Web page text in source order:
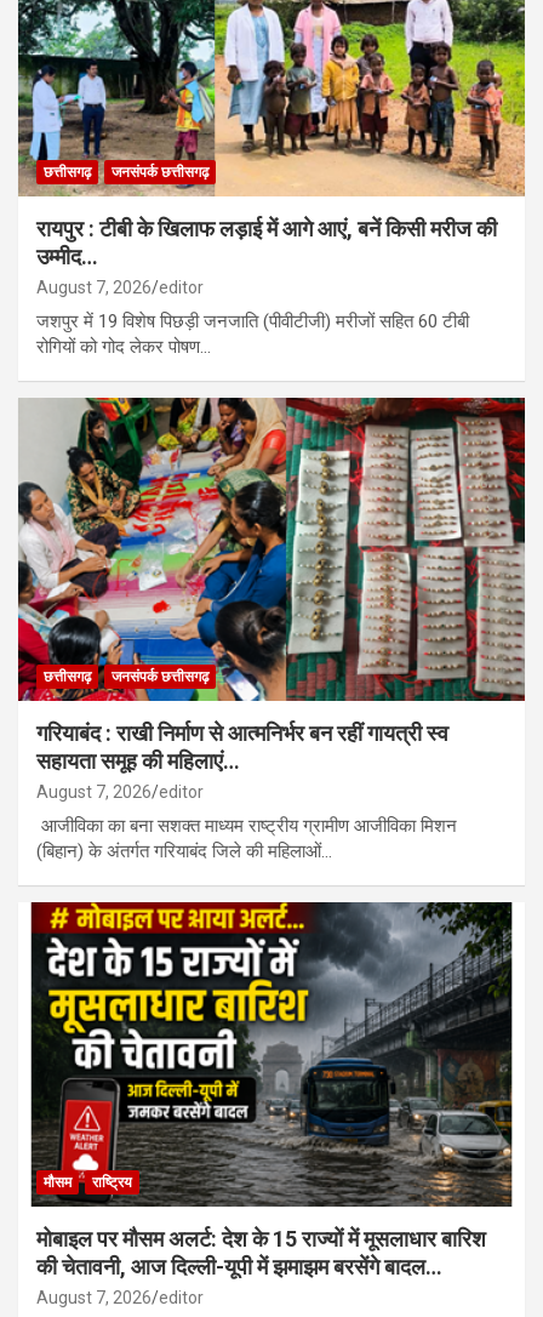
छत्तीसगढ़ जनसंपर्क छत्तीसगढ़
रायपुर : टीबी के खिलाफ लड़ाई में आगे आएं, बनें किसी मरीज की
उम्मीद…
August 7, 2026 editor
जशपुर में 19 विशेष पिछड़ी जनजाति (पीवीटीजी) मरीजों सहित 60 टीबी
रोगियों को गोद लेकर पोषण…
छत्तीसगढ़ जनसंपर्क छत्तीसगढ़
गरियाबंद : राखी निर्माण से आत्मनिर्भर बन रहीं गायत्री स्व
सहायता समूह की महिलाएं…
August 7, 2026 editor
आजीविका का बना सशक्त माध्यम राष्ट्रीय ग्रामीण आजीविका मिशन
(बिहान) के अंतर्गत गरियाबंद जिले की महिलाओं…
मौसम राष्ट्रिय
मोबाइल पर मौसम अलर्ट: देश के 15 राज्यों में मूसलाधार बारिश
की चेतावनी, आज दिल्ली-यूपी में झमाझम बरसेंगे बादल…
August 7, 2026 editor